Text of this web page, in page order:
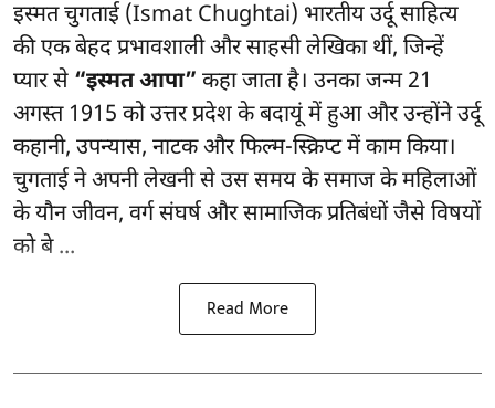
इस्मत चुगताई (Ismat Chughtai) भारतीय उर्दू साहित्य
की एक बेहद प्रभावशाली और साहसी लेखिका थीं, जिन्हें
प्यार से “इस्मत आपा” कहा जाता है। उनका जन्म 21
अगस्त 1915 को उत्तर प्रदेश के बदायूं में हुआ और उन्होंने उर्दू
कहानी, उपन्यास, नाटक और फिल्म-स्क्रिप्ट में काम किया।
चुगताई ने अपनी लेखनी से उस समय के समाज के महिलाओं
के यौन जीवन, वर्ग संघर्ष और सामाजिक प्रतिबंधों जैसे विषयों
को बे ...
Read More